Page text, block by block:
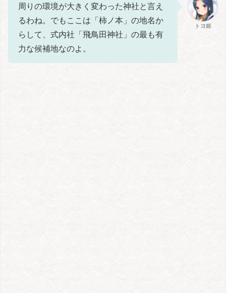
周りの環境が大きく変わった神社と言え
るわね。でもここは「柿ノ本」の地名か
らして、式内社「飛鳥田神社」の最も有
力な候補地なのよ。
トヨ姫